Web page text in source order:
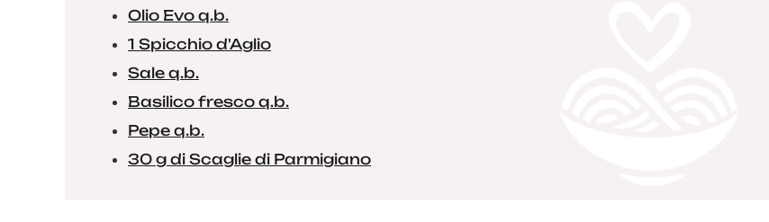
Olio Evo q.b.
1 Spicchio d'Aglio
Sale q.b.
Basilico fresco q.b.
Pepe q.b.
30 g di Scaglie di Parmigiano